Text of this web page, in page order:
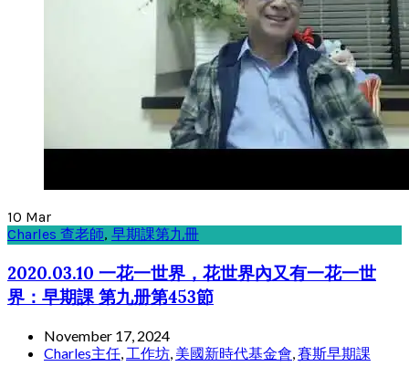
10 Mar
Charles 查老師, 早期課第九冊
2020.03.10 一花一世界，花世界內又有一花一世
界：早期課 第九册第453節
November 17, 2024
Charles主任 工作坊 美國新時代基金會 賽斯早期課